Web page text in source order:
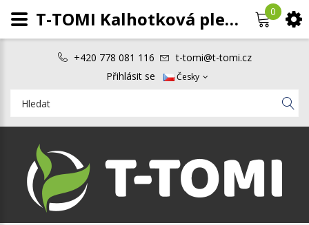
+420 778 081 116
t-tomi@t-tomi.cz
Přihlásit se
Česky
0
T-TOMI Kalhotková plena AIO - přebalovací set suchý zip Universe